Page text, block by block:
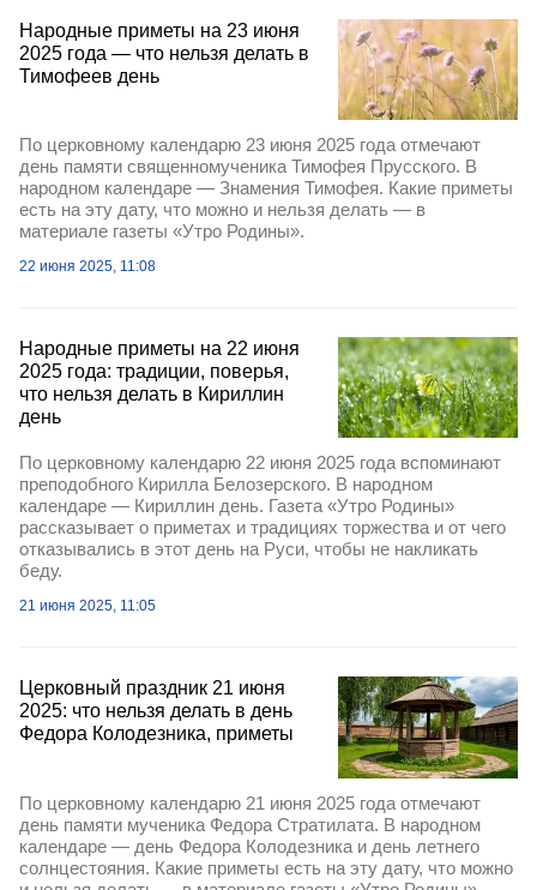
Народные приметы на 23 июня
2025 года — что нельзя делать в
Тимофеев день
По церковному календарю 23 июня 2025 года отмечают
день памяти священномученика Тимофея Прусского. В
народном календаре — Знамения Тимофея. Какие приметы
есть на эту дату, что можно и нельзя делать — в
материале газеты «Утро Родины».
22 июня 2025, 11:08
Народные приметы на 22 июня
2025 года: традиции, поверья,
что нельзя делать в Кириллин
день
По церковному календарю 22 июня 2025 года вспоминают
преподобного Кирилла Белозерского. В народном
календаре — Кириллин день. Газета «Утро Родины»
рассказывает о приметах и традициях торжества и от чего
отказывались в этот день на Руси, чтобы не накликать
беду.
21 июня 2025, 11:05
Церковный праздник 21 июня
2025: что нельзя делать в день
Федора Колодезника, приметы
По церковному календарю 21 июня 2025 года отмечают
день памяти мученика Федора Стратилата. В народном
календаре — день Федора Колодезника и день летнего
солнцестояния. Какие приметы есть на эту дату, что можно